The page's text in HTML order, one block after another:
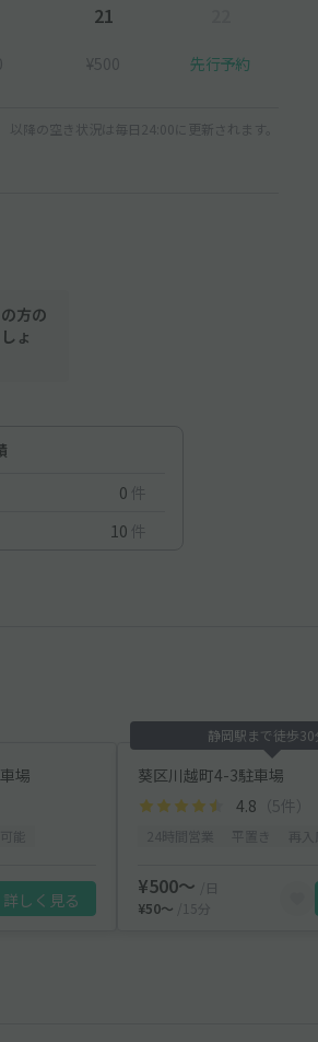
21
¥500 先行予約
以降の空き状況は毎日24:00に更新されます。
方の
ょ
0 件
10 件
場
詳しく見る
静岡駅まで徒歩
葵区川越町4-3駐車場
4.8 （5件）
¥500〜
/日
¥50〜
/15分